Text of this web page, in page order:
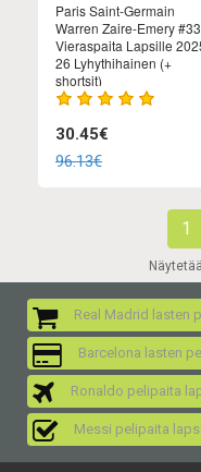
Paris Saint-Germain
Warren Zaire-Emery #33
Vieraspaita Lapsille
26 Lyhythihainen (+
shortsit)
30.45€
96.13€
1
Real Madrid lasten
Barcelona lasten
Ronaldo pelipaita
Messi pelipaita